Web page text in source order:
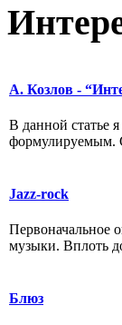
А. Козлов -
В данной статье
формулируемым.
Jazz-rock
Первоначальное
музыки. Вплоть
Блюз